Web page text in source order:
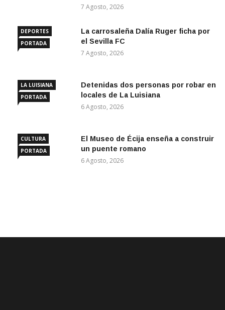
7 Agosto, 2026
DEPORTES
PORTADA
La carrosaleña Dalía Ruger ficha por
el Sevilla FC
7 Agosto, 2026
LA LUISIANA
PORTADA
Detenidas dos personas por robar en
locales de La Luisiana
6 Agosto, 2026
CULTURA
PORTADA
El Museo de Écija enseña a construir
un puente romano
6 Agosto, 2026